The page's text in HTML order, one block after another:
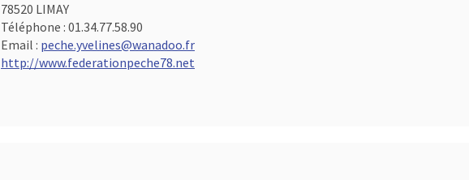
78520 LIMAY
Téléphone : 01.34.77.58.90
Email : peche.yvelines@wanadoo.fr
http://www.federationpeche78.net